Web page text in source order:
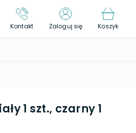
Kontakt Zaloguj się Koszyk
1 szt., czarny 1